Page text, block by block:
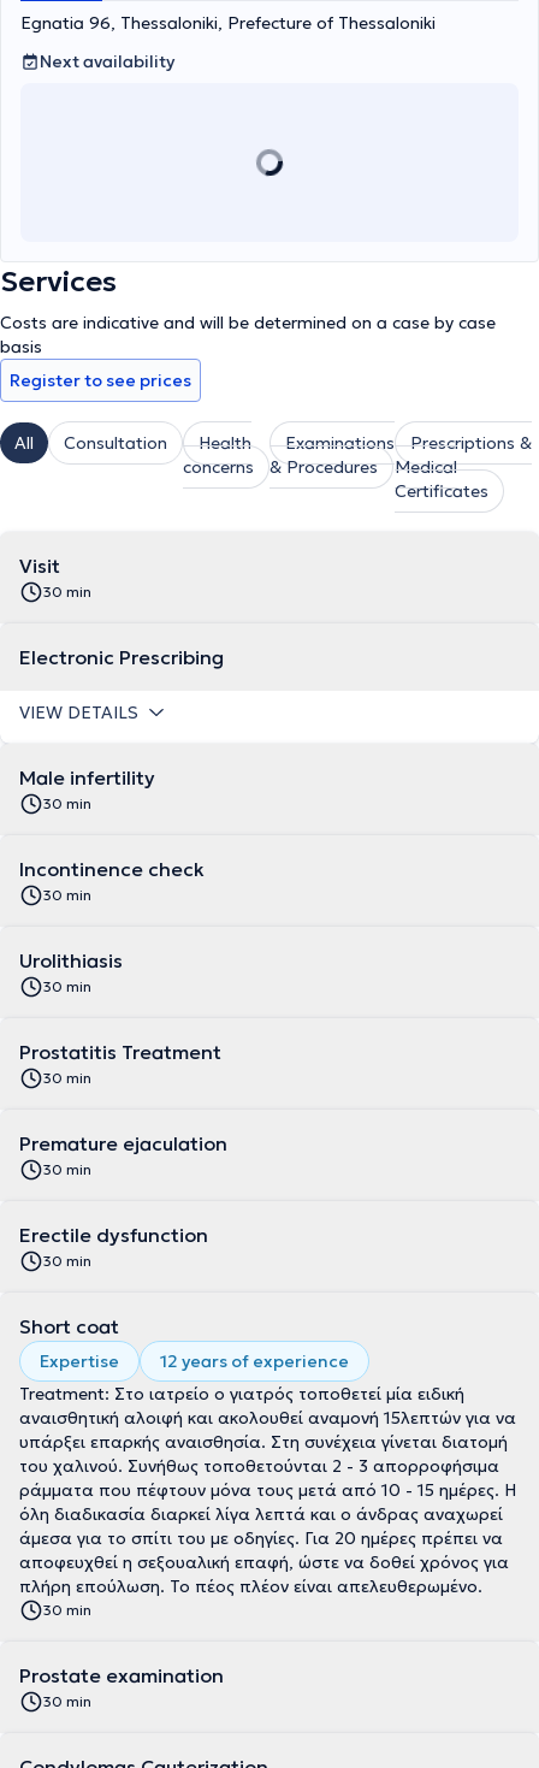
Egnatia 96, Thessaloniki, Prefecture of Thessaloniki
Next availability
Services
Costs are indicative and will be determined on a case by case
basis
Register to see prices
All Consultation
Health
concerns
Examinations
& Procedures
Prescriptions &
Medical
Certificates
Visit
30 min
Electronic Prescribing
VIEW DETAILS
Male infertility
30 min
Incontinence check
30 min
Urolithiasis
30 min
Prostatitis Treatment
30 min
Premature ejaculation
30 min
Erectile dysfunction
30 min
Short coat
Expertise
12 years of experience
Treatment: Στο ιατρείο ο γιατρός τοποθετεί μία ειδική
αναισθητική αλοιφή και ακολουθεί αναμονή 15λεπτών για να
υπάρξει επαρκής αναισθησία. Στη συνέχεια γίνεται διατομή
του χαλινού. Συνήθως τοποθετούνται 2 - 3 απορροφήσιμα
ράμματα που πέφτουν μόνα τους μετά από 10 - 15 ημέρες. Η
όλη διαδικασία διαρκεί λίγα λεπτά και ο άνδρας αναχωρεί
άμεσα για το σπίτι του με οδηγίες. Για 20 ημέρες πρέπει να
αποφευχθεί η σεξουαλική επαφή, ώστε να δοθεί χρόνος για
πλήρη επούλωση. Το πέος πλέον είναι απελευθερωμένο.
30 min
Prostate examination
30 min